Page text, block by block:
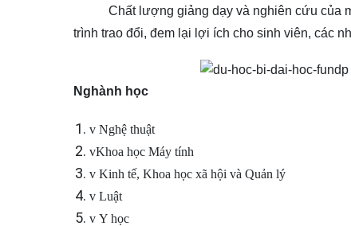
Chất lượng giảng dạy và nghiên cứu của
trình trao đổi, đem lại lợi ích cho sinh viên, các
Nghành học
v Nghệ thuật
vKhoa học Máy tính
v Kinh tế, Khoa học xã hội và Quản lý
v Luật
v Y học